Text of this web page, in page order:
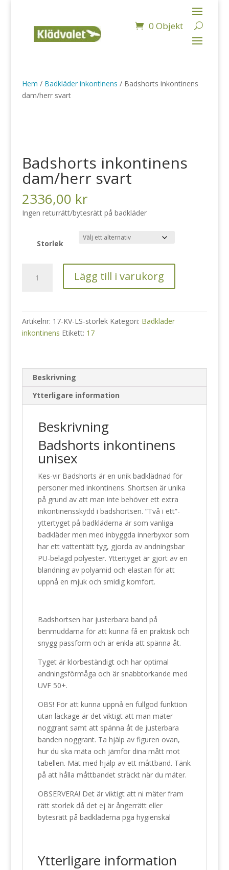
0 Objekt
Hem / Badkläder inkontinens / Badshorts inkontinens
dam/herr svart
Badshorts inkontinens
dam/herr svart
2336,00 kr
Ingen returrätt/bytesrätt på badkläder
Storlek
inkontinens
mängd
Lägg till i varukorg
Artikelnr: 17-KV-LS-storlek Kategori: Badkläder
inkontinens Etikett: 17
Beskrivning
Ytterligare information
Beskrivning
Badshorts inkontinens
unisex
Kes-vir Badshorts är en unik badklädnad för
personer med inkontinens. Shortsen är unika
på grund av att man inte behöver ett extra
inkontinensskydd i badshortsen. ”Två i ett”-
yttertyget på badkläderna är som vanliga
badkläder men med inbyggda innerbyxor som
har ett vattentätt tyg, gjorda av andningsbar
PU-belagd polyester. Yttertyget är gjort av en
blandning av polyamid och elastan för att
uppnå en mjuk och smidig komfort.
Badshortsen har justerbara band på
benmuddarna för att kunna få en praktisk och
snygg passform och är enkla att spänna åt.
Tyget är klorbeständigt och har optimal
andningsförmåga och är snabbtorkande med
UVF 50+.
OBS! För att kunna uppnå en fullgod funktion
utan läckage är det viktigt att man mäter
noggrant samt att spänna åt de justerbara
banden noggrant. Ta hjälp av figuren ovan,
hur du ska mäta och jämför dina mått mot
tabellen. Mät med hjälp av ett måttband. Tänk
på att hålla måttbandet sträckt när du mäter.
OBSERVERA! Det är viktigt att ni mäter fram
rätt storlek då det ej är ångerrätt eller
bytesrätt på badkläderna pga hygienskäl
Ytterligare information